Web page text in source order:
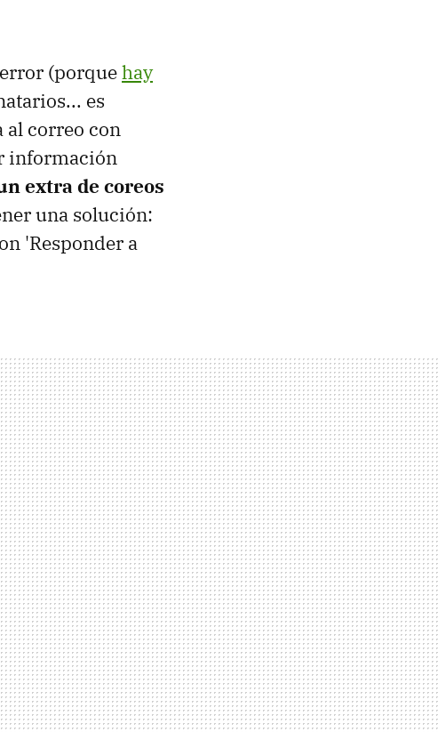
(porquehay
es
al correo con
información
extra de coreos
una solución:
'Responder a